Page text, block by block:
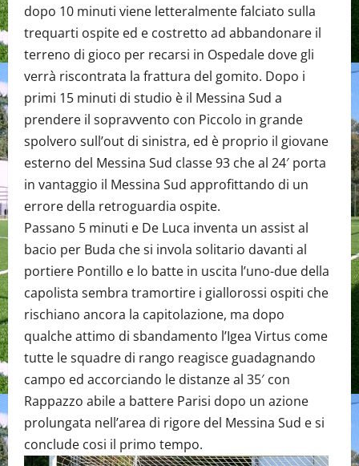
dopo 10 minuti viene letteralmente falciato sulla
trequarti ospite ed e costretto ad abbandonare il
terreno di gioco per recarsi in Ospedale dove gli
verrà riscontrata la frattura del gomito. Dopo i
primi 15 minuti di studio è il Messina Sud a
prendere il sopravvento con Piccolo in grande
spolvero sull’out di sinistra, ed è proprio il giovane
esterno del Messina Sud classe 93 che al 24′ porta
in vantaggio il Messina Sud approfittando di un
errore della retroguardia ospite.
Passano 5 minuti e De Luca inventa un assist al
bacio per Buda che si invola solitario davanti al
portiere Pontillo e lo batte in uscita l’uno-due della
capolista sembra tramortire i giallorossi ospiti che
rischiano ancora la capitolazione, ma dopo
qualche attimo di sbandamento l’Igea Virtus come
tutte le squadre di rango reagisce guadagnando
campo ed accorciando le distanze al 35′ con
Rappazzo abile a battere Parisi dopo un azione
prolungata nell’area di rigore del Messina Sud e si
conclude cosi il primo tempo.